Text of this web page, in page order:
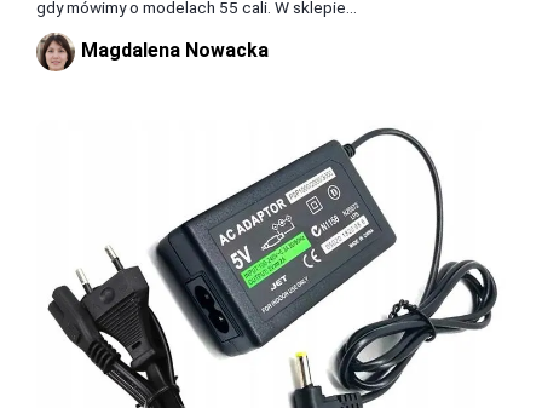
gdy mówimy o modelach 55 cali. W sklepie...
Magdalena Nowacka